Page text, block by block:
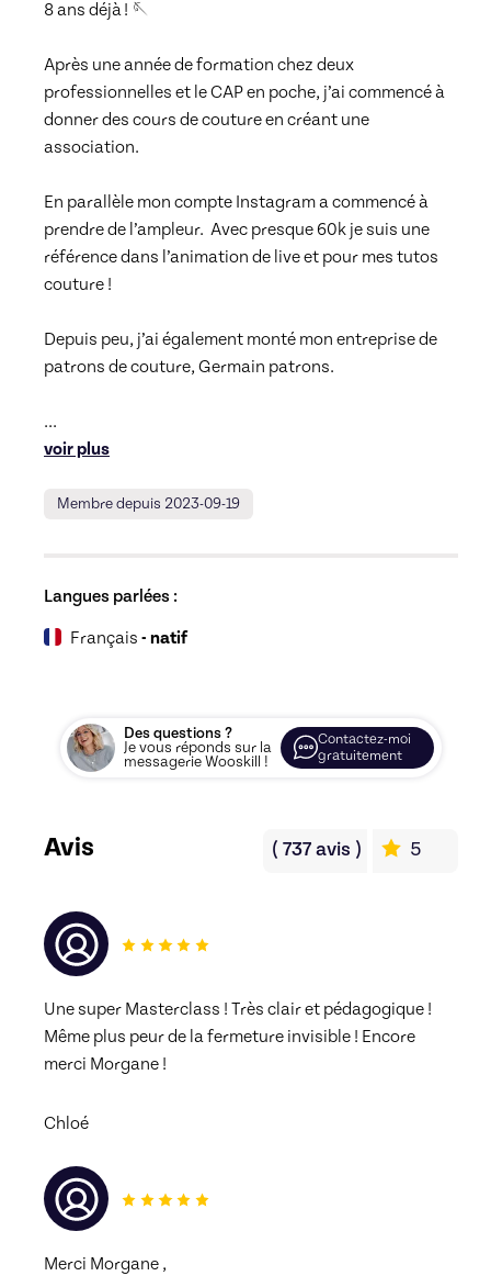
8 ans déjà ! 🪡
Après une année de formation chez deux
professionnelles et le CAP en poche, j’ai commencé à
donner des cours de couture en créant une
association.
En parallèle mon compte Instagram a commencé à
prendre de l’ampleur.  Avec presque 60k je suis une
référence dans l’animation de live et pour mes tutos
couture !
Depuis peu, j’ai également monté mon entreprise de
patrons de couture, Germain patrons.
...
voir plus
Membre depuis 2023-09-19
Langues parlées :
Français - natif
Des questions ?
Je vous réponds sur la
messagerie Wooskill !
Contactez-moi
gratuitement
Avis ( 737avis ) 5
Une super Masterclass ! Très clair et pédagogique !
Même plus peur de la fermeture invisible ! Encore
merci Morgane !
Chloé
Merci Morgane ,